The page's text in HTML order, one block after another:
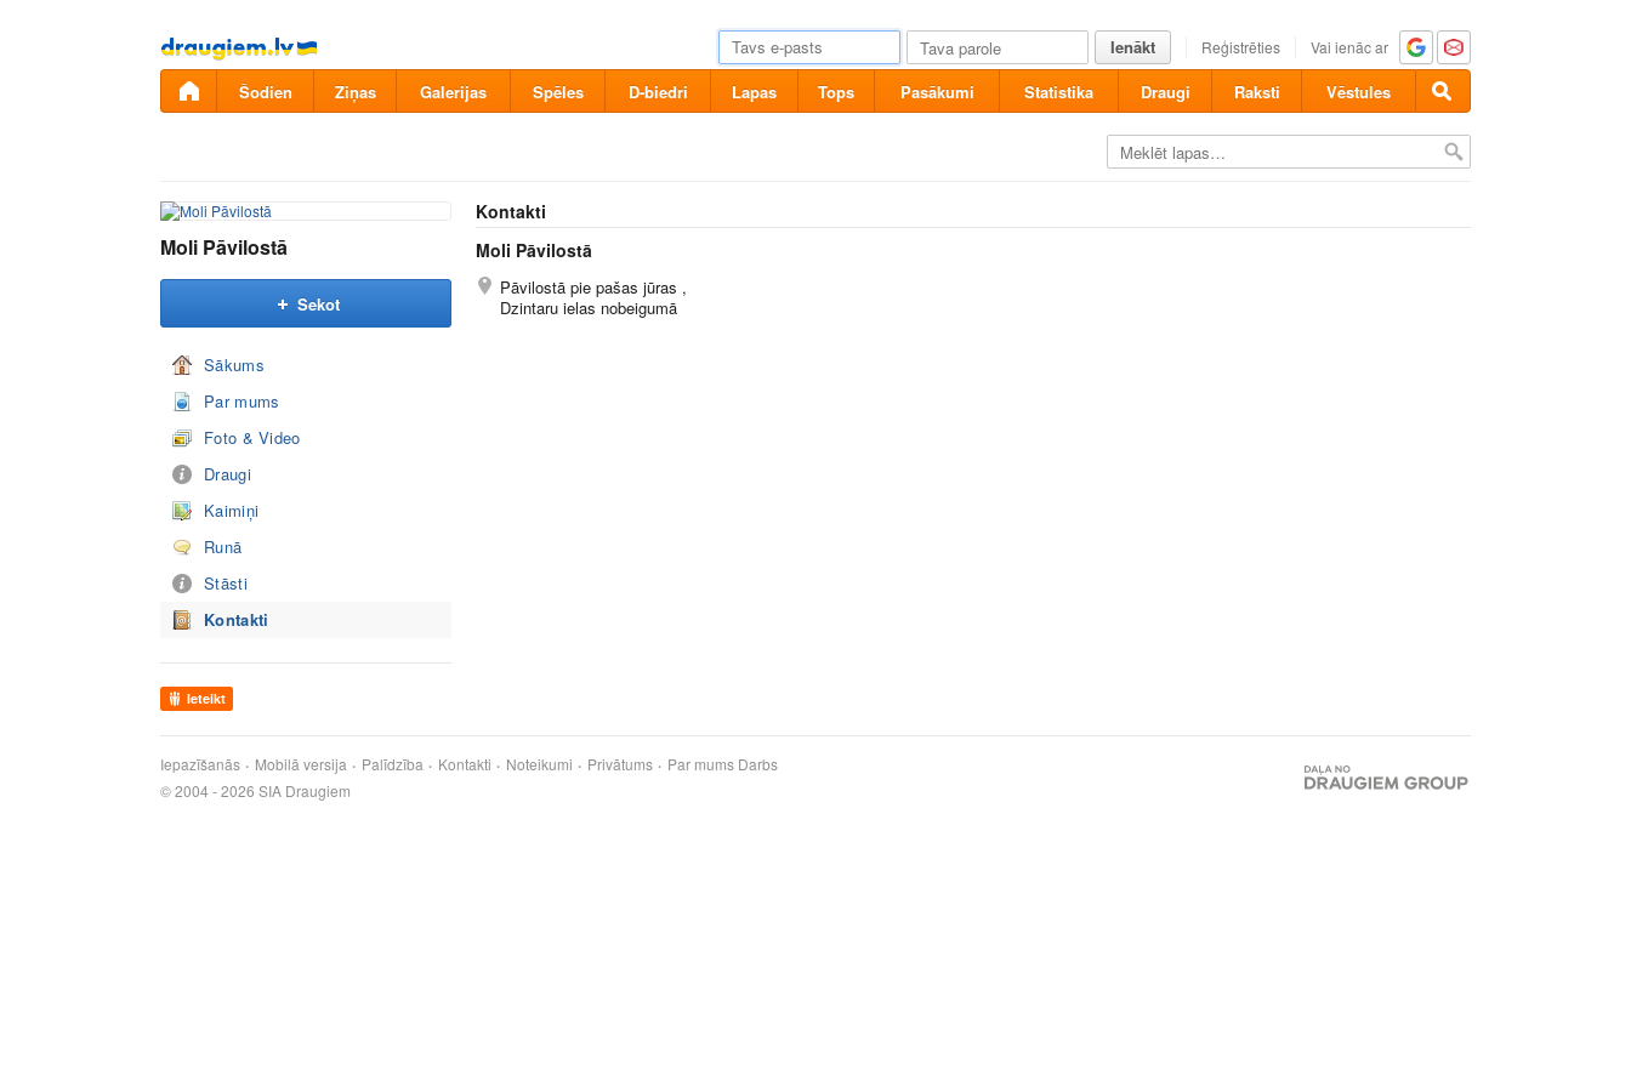
Pāriet
uz
saturu
Ienākt Reģistrēties Vai ienāc ar
Šodien Ziņas Galerijas Spēles D-biedri Lapas Tops Pasākumi Statistika Draugi Raksti Vēstules
Moli Pāvilostā
Sekot
Sākums
Par mums
Foto & Video
Draugi
Kaimiņi
Runā
Stāsti
Kontakti
Ieteikt
Kontakti
Moli Pāvilostā
Pāvilostā pie pašas jūras ,
Dzintaru ielas nobeigumā
Iepazīšanās Mobilā versija Palīdzība Kontakti Noteikumi Privātums Par mums Darbs
© 2004 - 2026 SIA Draugiem